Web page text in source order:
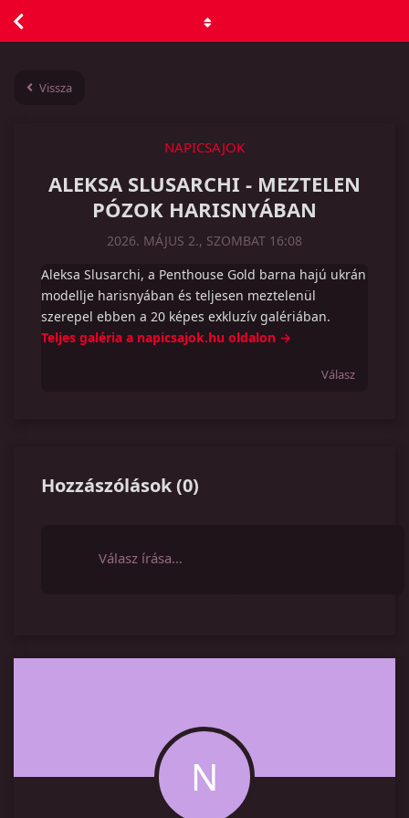
Vissza
NAPICSAJOK
ALEKSA SLUSARCHI - MEZTELEN
PÓZOK HARISNYÁBAN
2026. MÁJUS 2., SZOMBAT 16:08
Aleksa Slusarchi, a Penthouse Gold barna hajú ukrán
modellje harisnyában és teljesen meztelenül
szerepel ebben a 20 képes exkluzív galériában.
Teljes galéria a napicsajok.hu oldalon →
Válasz
Hozzászólások(0)
Válasz írása…
N